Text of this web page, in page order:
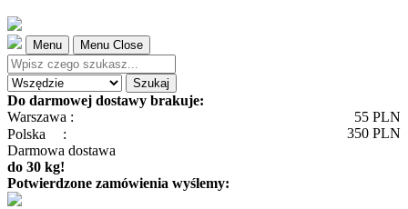
Menu Menu Close
Szukaj
Do darmowej dostawy brakuje:
Warszawa :
55 PLN
Polska
: 350 PLN
Darmowa dostawa
do 30 kg!
Potwierdzone zamówienia wyślemy: